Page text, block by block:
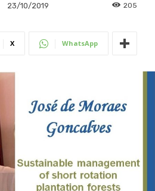
23/10/2019 205
X WhatsApp